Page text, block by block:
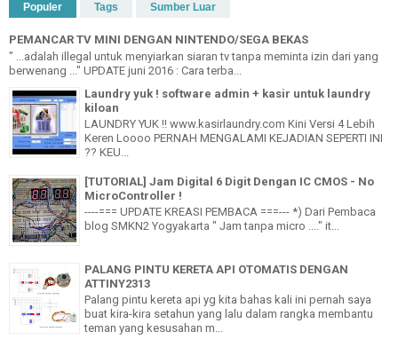
Populer Tags Sumber Luar
PEMANCAR TV MINI DENGAN NINTENDO/SEGA BEKAS
" ...adalah illegal untuk menyiarkan siaran tv tanpa meminta izin dari yang
berwenang ..." UPDATE juni 2016 : Cara terba...
Laundry yuk ! software admin + kasir untuk laundry
kiloan
LAUNDRY YUK !! www.kasirlaundry.com Kini Versi 4 Lebih
Keren Loooo PERNAH MENGALAMI KEJADIAN SEPERTI INI
?? KEU...
[TUTORIAL] Jam Digital 6 Digit Dengan IC CMOS - No
MicroController !
----=== UPDATE KREASI PEMBACA ===--- *) Dari Pembaca
blog SMKN2 Yogyakarta " Jam tanpa micro ...." it...
PALANG PINTU KERETA API OTOMATIS DENGAN
ATTINY2313
Palang pintu kereta api yg kita bahas kali ini pernah saya
buat kira-kira setahun yang lalu dalam rangka membantu
teman yang kesusahan m...